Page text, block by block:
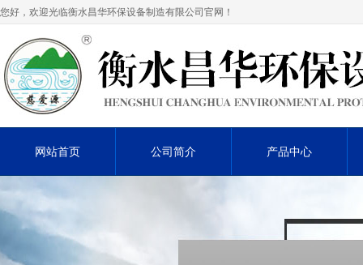
您好，欢迎光临衡水昌华环保设备制造有限公司官网！
网站首页 公司简介 产品中心